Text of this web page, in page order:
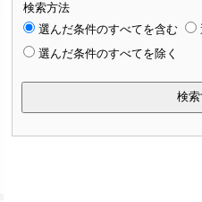
検索方法
選んだ条件のすべてを含む
選んだ条件のすべてを除く
検